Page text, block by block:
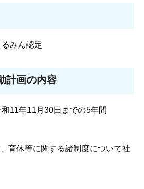
るみん認定
計画の内容
11年11月30日までの5年間
育休等に関する諸制度について社